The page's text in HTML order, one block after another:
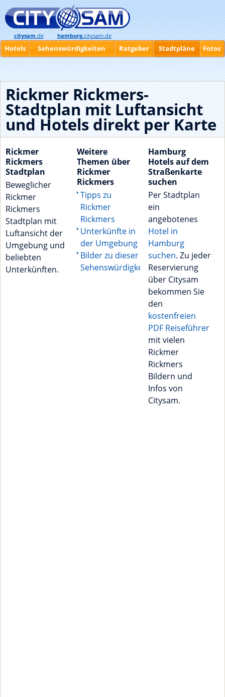
Rickmer Rickmers-
Stadtplan mit Luftansicht
und Hotels direkt per Karte
Rickmer
Rickmers
Stadtplan
Beweglicher
Rickmer
Rickmers
Stadtplan mit
Luftansicht der
Umgebung und
beliebten
Unterkünften.
Weitere
Themen über
Rickmer
Rickmers
Tipps zu
Rickmer
Rickmers
Unterkünfte in
der Umgebung
Bilder zu dieser
Sehenswürdigkeit
Hamburg
Hotels auf dem
Straßenkarte
suchen
Per Stadtplan
ein
angebotenes
Hotel in
Hamburg
suchen. Zu jeder
Reservierung
über Citysam
bekommen Sie
den
kostenfreien
PDF Reiseführer
mit vielen
Rickmer
Rickmers
Bildern und
Infos von
Citysam.
citysam.de hamburg.citysam.de
Hotels Sehenswürdigkeiten Ratgeber Stadtpläne Fotos